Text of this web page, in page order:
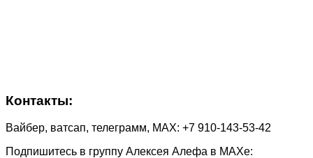
Контакты:
Вайбер, ватсап, телеграмм, МАХ: +7 910-143-53-42
Подпишитесь в группу Алексея Алефа в МАХе: